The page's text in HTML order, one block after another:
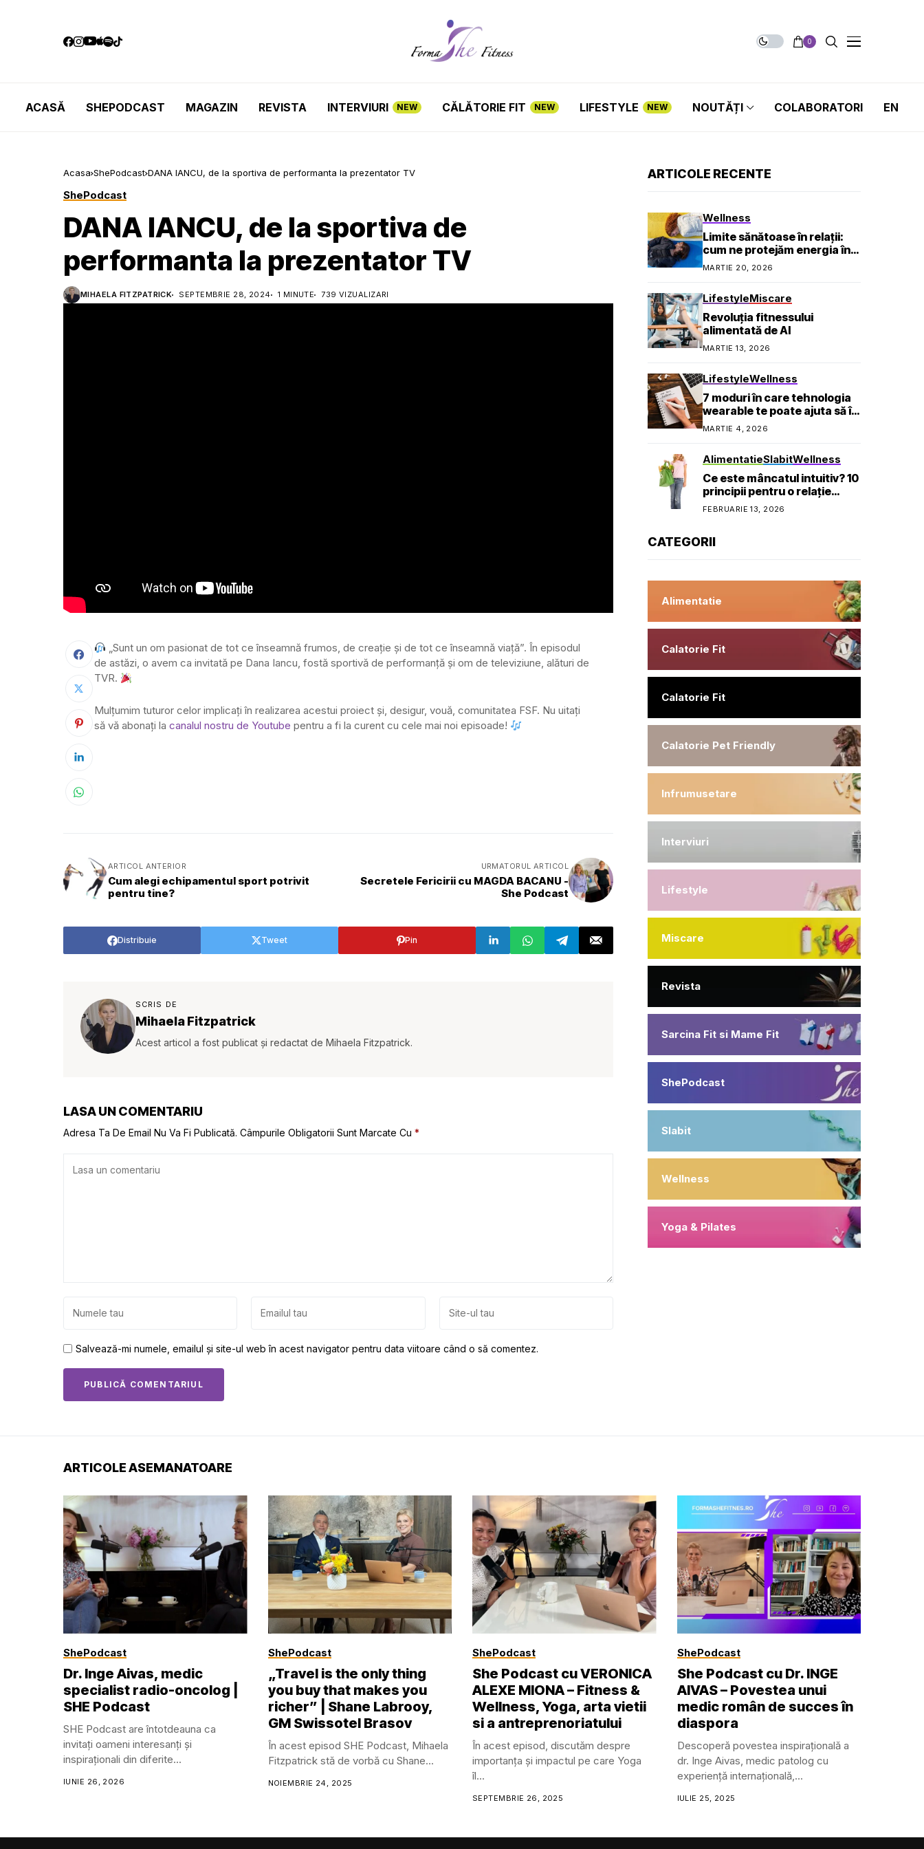
0
ACASĂ SHEPODCAST MAGAZIN REVISTA INTERVIURI NEW CĂLĂTORIE FIT NEW LIFESTYLE NEW NOUTĂȚI COLABORATORI EN
Acasa ShePodcast DANA IANCU, de la sportiva de performanta la prezentator TV
ShePodcast
DANA IANCU, de la sportiva de
performanta la prezentator TV
MIHAELA FITZPATRICK SEPTEMBRIE 28, 2024 1 MINUTE 739 VIZUALIZARI
„Sunt un om pasionat de tot ce înseamnă frumos, de creație și de tot ce înseamnă viață”. În episodul
de astăzi, o avem ca invitată pe Dana Iancu, fostă sportivă de performanță și om de televiziune, alături de
TVR.
Mulțumim tuturor celor implicați în realizarea acestui proiect și, desigur, vouă, comunitatea FSF. Nu uitați
să vă abonați la canalul nostru de Youtube pentru a fi la curent cu cele mai noi episoade!
ARTICOL ANTERIOR
Cum alegi echipamentul sport potrivit
pentru tine?
URMATORUL ARTICOL
Secretele Fericirii cu MAGDA BACANU -
She Podcast
Distribuie Tweet Pin
SCRIS DE
Mihaela Fitzpatrick
Acest articol a fost publicat și redactat de Mihaela Fitzpatrick.
LASA UN COMENTARIU
Adresa Ta De Email Nu Va Fi Publicată. Câmpurile Obligatorii Sunt Marcate Cu *
Salvează-mi numele, emailul și site-ul web în acest navigator pentru data viitoare când o să comentez.
ARTICOLE RECENTE
Wellness
Limite sănătoase în relații:
cum ne protejăm energia în
viața socială și profesională
MARTIE 20, 2026
LifestyleMiscare
Revoluția fitnessului
alimentată de AI
MARTIE 13, 2026
LifestyleWellness
7 moduri în care tehnologia
wearable te poate ajuta să îți
atingi obiectivele de
sănătate
MARTIE 4, 2026
AlimentatieSlabitWellness
Ce este mâncatul intuitiv? 10
principii pentru o relație
sănătoasă cu mâncarea
FEBRUARIE 13, 2026
CATEGORII
Alimentatie
Calatorie Fit
Calatorie Fit
Calatorie Pet Friendly
Infrumusetare
Interviuri
Lifestyle
Miscare
Revista
Sarcina Fit si Mame Fit
ShePodcast
Slabit
Wellness
Yoga & Pilates
ARTICOLE ASEMANATOARE
ShePodcast
Dr. Inge Aivas, medic
specialist radio-oncolog |
SHE Podcast
SHE Podcast are întotdeauna ca
invitați oameni interesanți și
inspiraționali din diferite...
IUNIE 26, 2026
ShePodcast
„Travel is the only thing
you buy that makes you
richer” | Shane Labrooy,
GM Swissotel Brasov
În acest episod SHE Podcast, Mihaela
Fitzpatrick stă de vorbă cu Shane...
NOIEMBRIE 24, 2025
ShePodcast
She Podcast cu VERONICA
ALEXE MIONA – Fitness &
Wellness, Yoga, arta vietii
si a antreprenoriatului
În acest episod, discutăm despre
importanța și impactul pe care Yoga
îl...
SEPTEMBRIE 26, 2025
ShePodcast
She Podcast cu Dr. INGE
AIVAS – Povestea unui
medic român de succes în
diaspora
Descoperă povestea inspirațională a
dr. Inge Aivas, medic patolog cu
experiență internațională,...
IULIE 25, 2025